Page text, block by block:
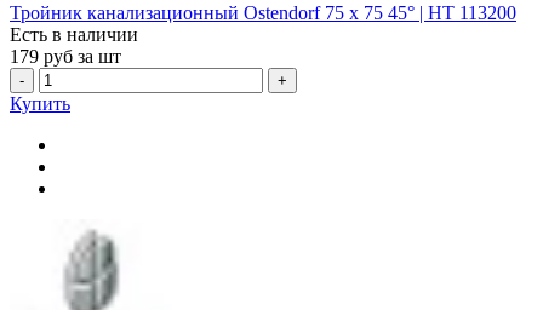
Тройник канализационный Ostendorf 75 х 75 45° | HT 113200
Есть в наличии
179 руб за шт
- +
Купить